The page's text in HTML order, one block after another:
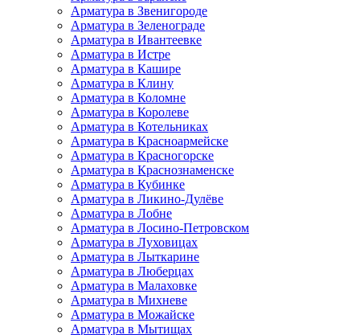
Арматура в Звенигороде
Арматура в Зеленограде
Арматура в Ивантеевке
Арматура в Истре
Арматура в Кашире
Арматура в Клину
Арматура в Коломне
Арматура в Королеве
Арматура в Котельниках
Арматура в Красноармейске
Арматура в Красногорске
Арматура в Краснознаменске
Арматура в Кубинке
Арматура в Ликино-Дулёве
Арматура в Лобне
Арматура в Лосино-Петровском
Арматура в Луховицах
Арматура в Лыткарине
Арматура в Люберцах
Арматура в Малаховке
Арматура в Михневе
Арматура в Можайске
Арматура в Мытищах